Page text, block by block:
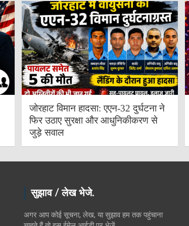
जोरहाट विमान हादसा: एएन-32 दुर्घटना ने
फिर उठाए सुरक्षा और आधुनिकीकरण से
जुड़े सवाल
सुझाव / लेख भेजे.
अगर आप कोई सूचना, लेख, या सुझाव हम तक पहुंचाना